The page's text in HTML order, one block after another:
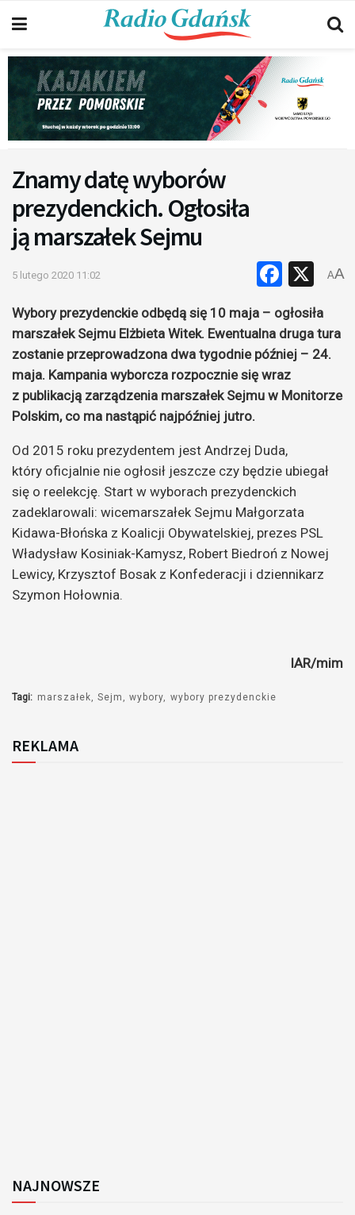
Znamy datę wyborów
prezydenckich. Ogłosiła
ją marszałek Sejmu
5 lutego 2020 11:02 X
AA
Wybory prezydenckie odbędą się 10 maja – ogłosiła
marszałek Sejmu Elżbieta Witek. Ewentualna druga tura
zostanie przeprowadzona dwa tygodnie później – 24.
maja. Kampania wyborcza rozpocznie się wraz
z publikacją zarządzenia marszałek Sejmu w Monitorze
Polskim, co ma nastąpić najpóźniej jutro.
Od 2015 roku prezydentem jest Andrzej Duda,
który oficjalnie nie ogłosił jeszcze czy będzie ubiegał
się o reelekcję. Start w wyborach prezydenckich
zadeklarowali: wicemarszałek Sejmu Małgorzata
Kidawa-Błońska z Koalicji Obywatelskiej, prezes PSL
Władysław Kosiniak-Kamysz, Robert Biedroń z Nowej
Lewicy, Krzysztof Bosak z Konfederacji i dziennikarz
Szymon Hołownia.
IAR/mim
Tagi: marszałek Sejm wybory wybory prezydenckie
REKLAMA
NAJNOWSZE